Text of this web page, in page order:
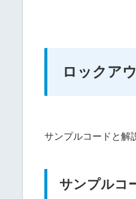
ロックア
サンプルコードと解
サンプルコ